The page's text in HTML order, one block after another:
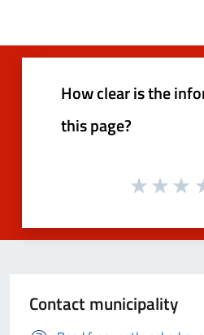
How clear is the
this page?
Contact municipality